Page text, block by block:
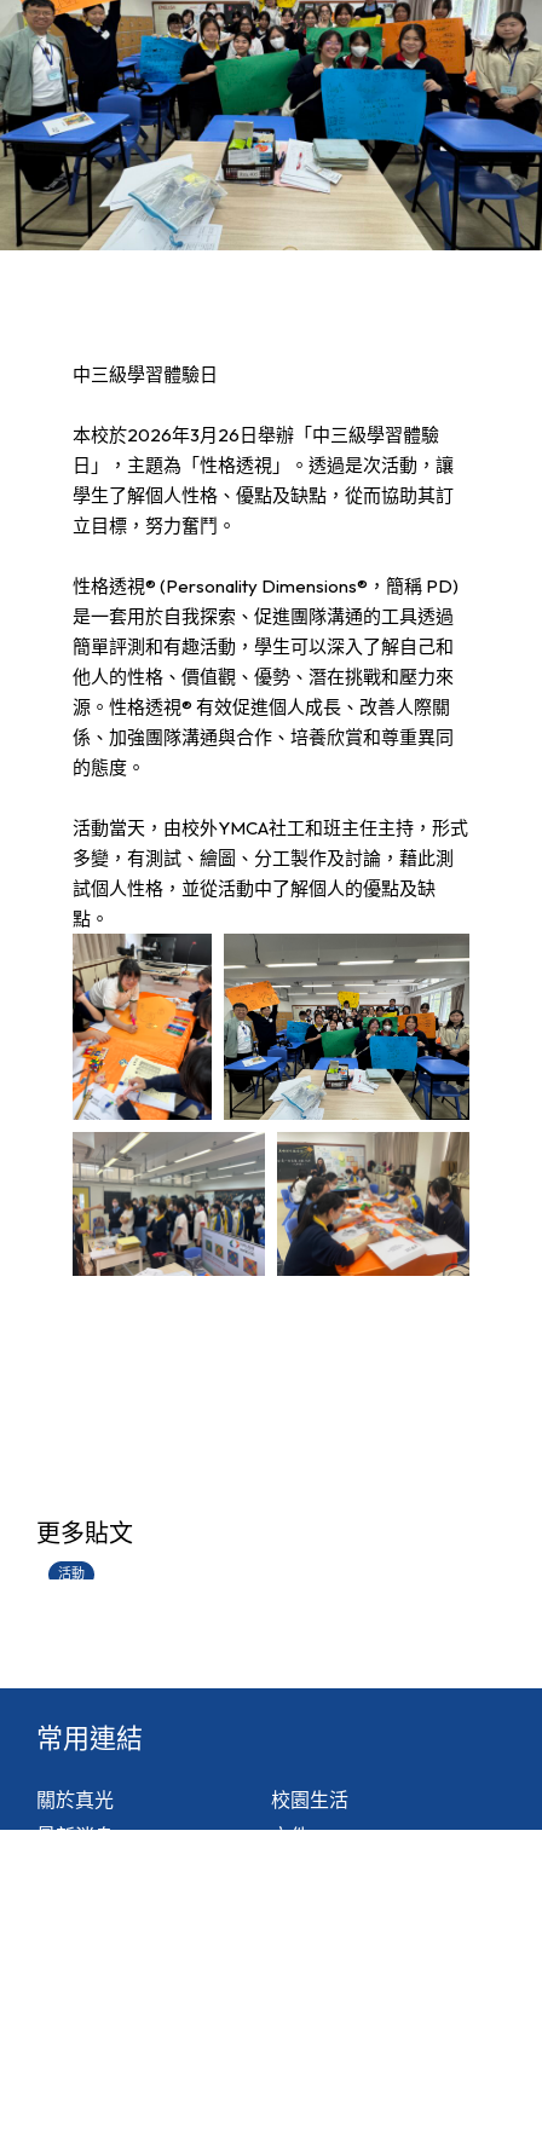
中三級學習體驗日
本校於2026年3月26日舉辦「中三級學習體驗
日」，主題為「性格透視」。透過是次活動，讓
學生了解個人性格、優點及缺點，從而協助其訂
立目標，努力奮鬥。
性格透視® (Personality Dimensions®，簡稱 PD)
是一套用於自我探索、促進團隊溝通的工具透過
簡單評測和有趣活動，學生可以深入了解自己和
他人的性格、價值觀、優勢、潛在挑戰和壓力來
源。性格透視® 有效促進個人成長、改善人際關
係、加強團隊溝通與合作、培養欣賞和尊重異同
的態度。
活動當天，由校外YMCA社工和班主任主持，形式
多變，有測試、繪圖、分工製作及討論，藉此測
試個人性格，並從活動中了解個人的優點及缺
點。
更多貼文
活動
28/06/2026
常用連結
關於真光
最新消息
校園生活
文件